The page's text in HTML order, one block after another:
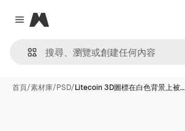
Close menu
Magnific
首頁/素材庫/PSD/Litecoin 3D圖標在白色背景上被…